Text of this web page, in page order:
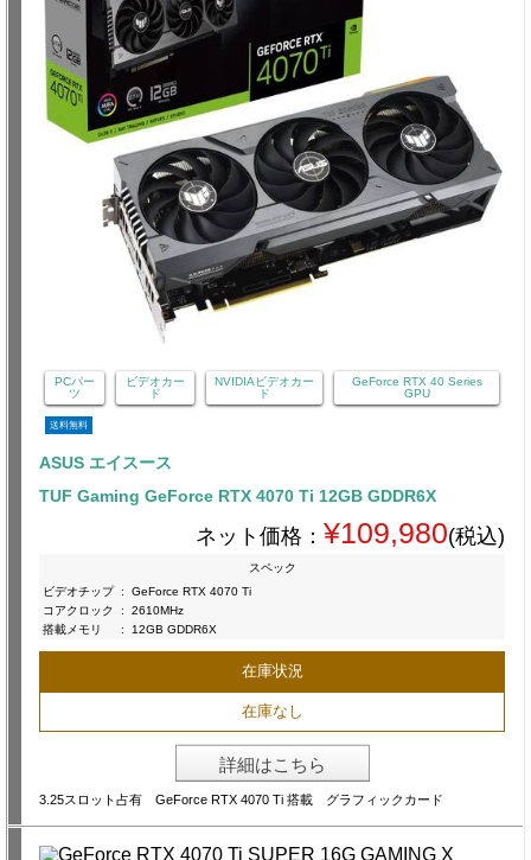
PCパー
ツ
ビデオカー
ド
NVIDIAビデオカー
ド
GeForce RTX 40 Series
GPU
送料無料
ASUS エイスース
TUF Gaming GeForce RTX 4070 Ti 12GB GDDR6X
ネット価格： ¥109,980(税込)
スペック
ビデオチップ :
GeForce RTX 4070 Ti
コアクロック
:
2610MHz
搭載メモリ
: 12GB GDDR6X
在庫状況
在庫なし
詳細はこちら
3.25スロット占有 GeForce RTX 4070 Ti 搭載 グラフィックカード